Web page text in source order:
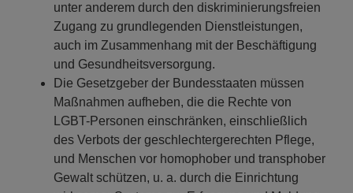
unter anderem durch den diskriminierungsfreien
Zugang zu grundlegenden Dienstleistungen,
auch im Zusammenhang mit der Beschäftigung
und Gesundheitsversorgung.
Die Gesetzgeber der Bundesstaaten müssen
Maßnahmen aufheben, die die Rechte von
LGBT-Personen einschränken, einschließlich
des Verbots der geschlechtergerechten Pflege,
und Menschen vor homophober und transphober
Gewalt schützen, u. a. durch die Einrichtung